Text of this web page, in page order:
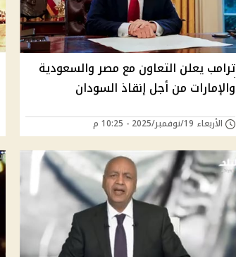
ترامب يعلن التعاون مع مصر والسعودية
والإمارات من أجل إنقاذ السودان
الأربعاء 19/نوفمبر/2025 - 10:25 م